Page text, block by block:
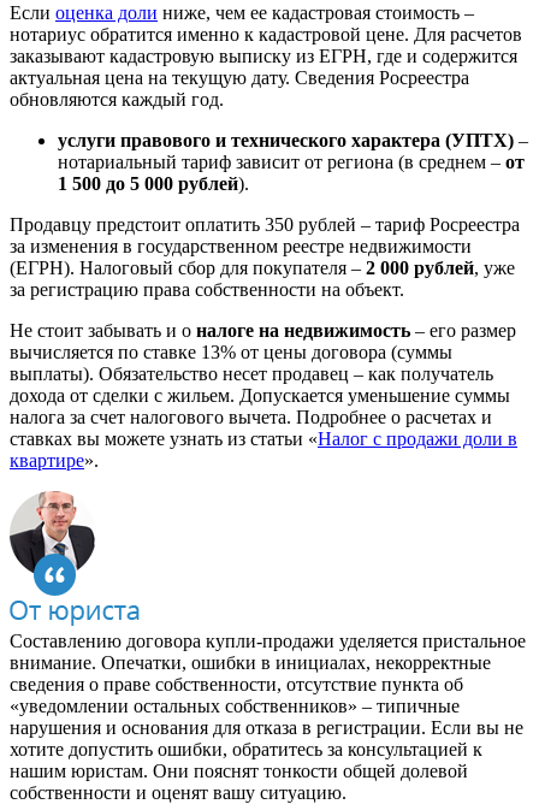
Если оценка доли ниже, чем ее кадастровая стоимость –
нотариус обратится именно к кадастровой цене. Для расчетов
заказывают кадастровую выписку из ЕГРН, где и содержится
актуальная цена на текущую дату. Сведения Росреестра
обновляются каждый год.
услуги правового и технического характера (УПТХ) –
нотариальный тариф зависит от региона (в среднем – от
1 500 до 5 000 рублей).
Продавцу предстоит оплатить 350 рублей – тариф Росреестра
за изменения в государственном реестре недвижимости
(ЕГРН). Налоговый сбор для покупателя – 2 000 рублей, уже
за регистрацию права собственности на объект.
Не стоит забывать и о налоге на недвижимость – его размер
вычисляется по ставке 13% от цены договора (суммы
выплаты). Обязательство несет продавец – как получатель
дохода от сделки с жильем. Допускается уменьшение суммы
налога за счет налогового вычета. Подробнее о расчетах и
ставках вы можете узнать из статьи «Налог с продажи доли в
квартире».
Составлению договора купли-продажи уделяется пристальное
внимание. Опечатки, ошибки в инициалах, некорректные
сведения о праве собственности, отсутствие пункта об
«уведомлении остальных собственников» – типичные
нарушения и основания для отказа в регистрации. Если вы не
хотите допустить ошибки, обратитесь за консультацией к
нашим юристам. Они пояснят тонкости общей долевой
собственности и оценят вашу ситуацию.